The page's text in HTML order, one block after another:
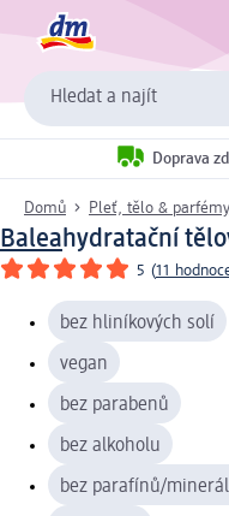
Hledat a najít
Doprava
Domů Pleť, tělo & parfémy
Baleahydratační
5 (11
bez hliníkových solí
vegan
bez parabenů
bez alkoholu
bez parafínů/